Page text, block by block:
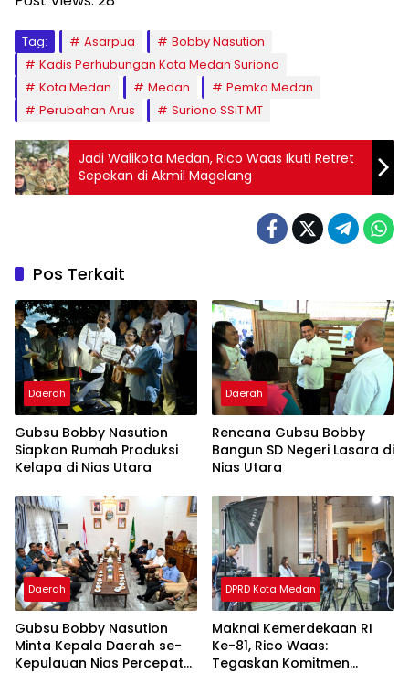
Tag: Asarpua
Bobby Nasution
Kadis Perhubungan Kota Medan Suriono
Kota Medan
Medan
Pemko Medan
Perubahan Arus
Suriono SSiT MT
Jadi Walikota Medan, Rico Waas Ikuti Retret
Sepekan di Akmil Magelang
Pos Terkait
Daerah
Gubsu Bobby Nasution
Siapkan Rumah Produksi
Kelapa di Nias Utara
Daerah
Rencana Gubsu Bobby
Bangun SD Negeri Lasara di
Nias Utara
Daerah
Gubsu Bobby Nasution
Minta Kepala Daerah se-
Kepulauan Nias Percepat
DPRD Kota Medan
Maknai Kemerdekaan RI
Ke-81, Rico Waas:
Tegaskan Komitmen